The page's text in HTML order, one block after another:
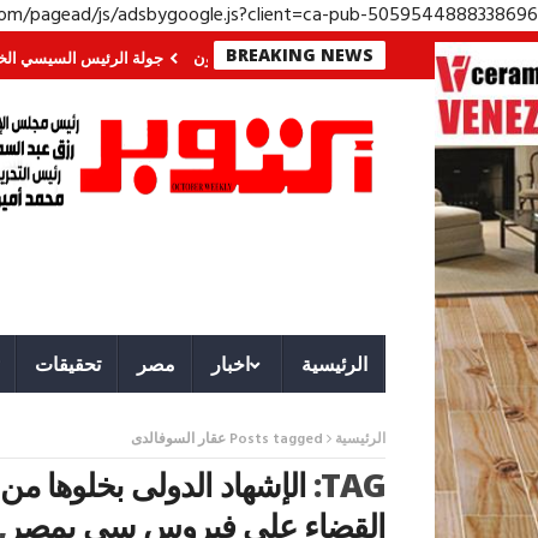
pagead/js/adsbygoogle.js?client=ca-pub-5059544888338696
BREAKING NEWS
الجنوب؟ معركة لا تُرى.. وحراس لا ينامون جولة الرئيس السيسي
الرئيسية اخبار مصر تحقيقات
الرئيسية Posts tagged عقار السوفالدى
TAG: الإشهاد الدولى
القضاء على فيروس سى بمصر,